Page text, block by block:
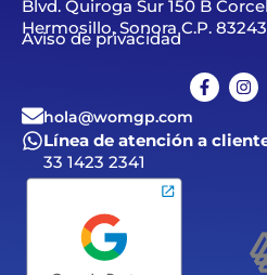
Blvd. Quiroga Sur 150 B
Hermosillo, Sonora C.P. 83243
Aviso de privacidad
hola@womgp.com
Línea de atención a
33 1423 2341